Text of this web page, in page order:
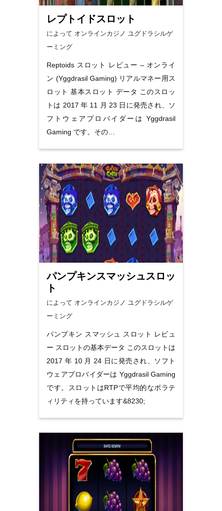
レプトイドスロット
によって オンラインカジノ ユグドラシルゲ
ーミング
Reptoids スロット レビュー – オンライ
ン (Yggdrasil Gaming) リアルマネー用ス
ロット 基本スロット データ このスロッ
トは 2017 年 11 月 23 日に発売され、ソ
フトウェアプロバイダーは Yggdrasil
Gaming です。その…
パンプキンスマッシュスロッ
ト
によって オンラインカジノ ユグドラシルゲ
ーミング
パンプキン スマッシュ スロット レビュ
ー スロットの基本データ このスロットは
2017 年 10 月 24 日に発売され、ソフト
ウェアプロバイダーは Yggdrasil Gaming
です。スロットはRTPで平均的なボラテ
ィリティを持っています&8230;